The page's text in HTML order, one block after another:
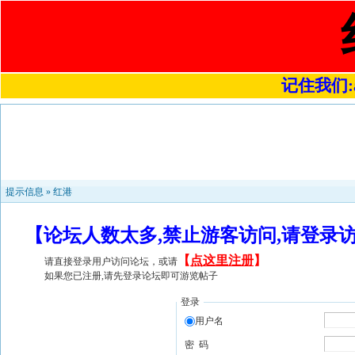
记住我们
提示信息 » 红港
【论坛人数太多,禁止游客访问,请登
请直接登录用户访问论坛，或请 【 点这里注册】
如果您已注册,请先登录论坛即可游览帖子
登录
用户名
密 码